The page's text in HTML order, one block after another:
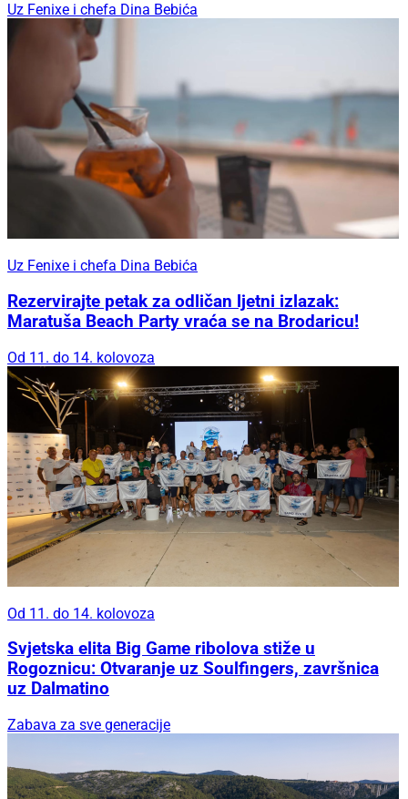
Uz Fenixe i chefa Dina Bebića
Uz Fenixe i chefa Dina Bebića
Rezervirajte petak za odličan ljetni izlazak:
Maratuša Beach Party vraća se na Brodaricu!
Od 11. do 14. kolovoza
Od 11. do 14. kolovoza
Svjetska elita Big Game ribolova stiže u
Rogoznicu: Otvaranje uz Soulfingers, završnica
uz Dalmatino
Zabava za sve generacije